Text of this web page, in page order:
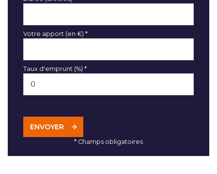
Votre apport (en €) *
Taux d'emprunt (%) *
ENVOYER
* Champs obligatoires